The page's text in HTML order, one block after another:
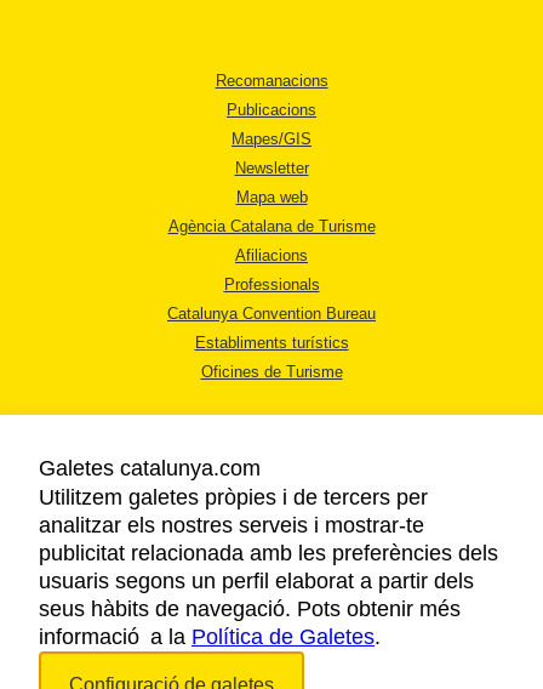
Recomanacions
Publicacions
Mapes/GIS
Newsletter
Mapa web
Agència Catalana de Turisme
Afiliacions
Professionals
Catalunya Convention Bureau
Establiments turístics
Oficines de Turisme
AVÍS LEGAL
POLÍTICA DE PRIVACITAT
COOKIES
ACCESSIBILITAT
Galetes catalunya.com
Utilitzem galetes pròpies i de tercers per
analitzar els nostres serveis i mostrar-te
publicitat relacionada amb les preferències dels
usuaris segons un perfil elaborat a partir dels
seus hàbits de navegació. Pots obtenir més
informació a la Política de Galetes.
Configuració de galetes